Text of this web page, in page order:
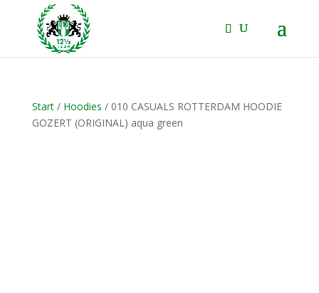
Start/ Hoodies / 010 CASUALS ROTTERDAM HOODIE
GOZERT (ORIGINAL) aqua green